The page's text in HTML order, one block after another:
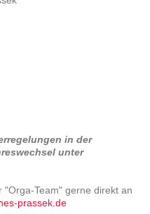
in der
unter
Team" gerne direkt an
prassek.de